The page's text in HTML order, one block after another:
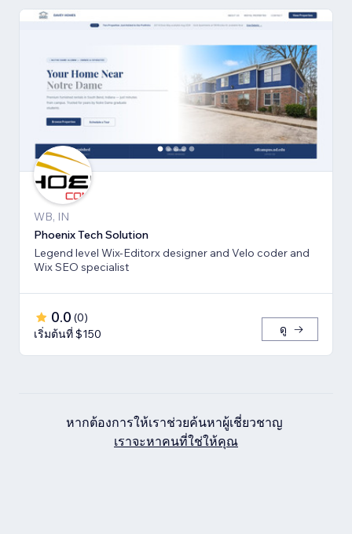
WB, IN
Phoenix Tech Solution
Legend level Wix-Editorx designer and Velo coder and
Wix SEO specialist
0.0 (0)
เริ่มต้นที่ $150
ดู
หากต้องการให้เราช่วยค้นหาผู้เชี่ยวชาญ
เราจะหาคนที่ใช่ให้คุณ